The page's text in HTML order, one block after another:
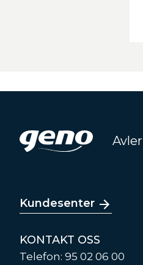
Kundesenter
KONTAKT OSS
Telefon: 95 02 06 00